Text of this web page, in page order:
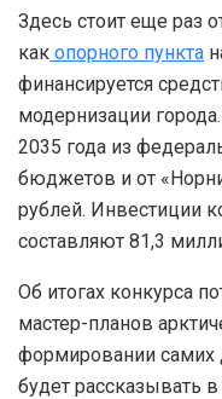
Здесь стоит еще раз
как опорного пункта
финансируется
модернизации
2035 года из
бюджетов и от
рублей. Инвестиции
составляют 81,3
Об итогах конкурса
мастер-планов
формировании самих
будет рассказывать